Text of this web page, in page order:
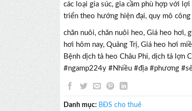
các loại gia súc, gia cầm phù hợp với
triển theo hướng hiện đại, quy mô công
chăn nuôi, chăn nuôi heo, Giá heo hơi,
hơi hôm nay, Quảng Trị, Giá heo hơi
Bệnh dịch tả heo Châu Phi, dịch tả
#ngamp224y #Nhiều #địa #phương
Danh mục: BĐS cho thuê